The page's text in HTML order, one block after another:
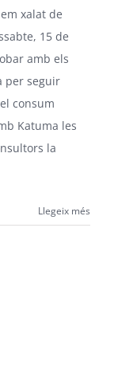
xalat de
15 de
amb els
per seguir
consum
Katuma les
la
Llegeix més